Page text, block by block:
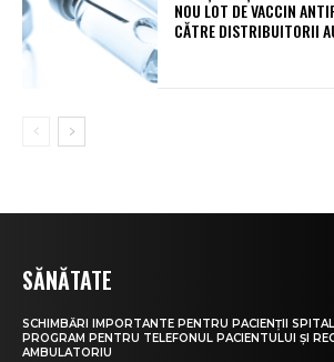
NOU LOT DE VACCIN
CĂTRE DISTRIBUITORII
SĂNĂTATE
SCHIMBĂRI IMPORTANTE PENTRU PACIENȚII
PROGRAM PENTRU TELEFONUL PACIENTULUI ȘI
AMBULATORIU